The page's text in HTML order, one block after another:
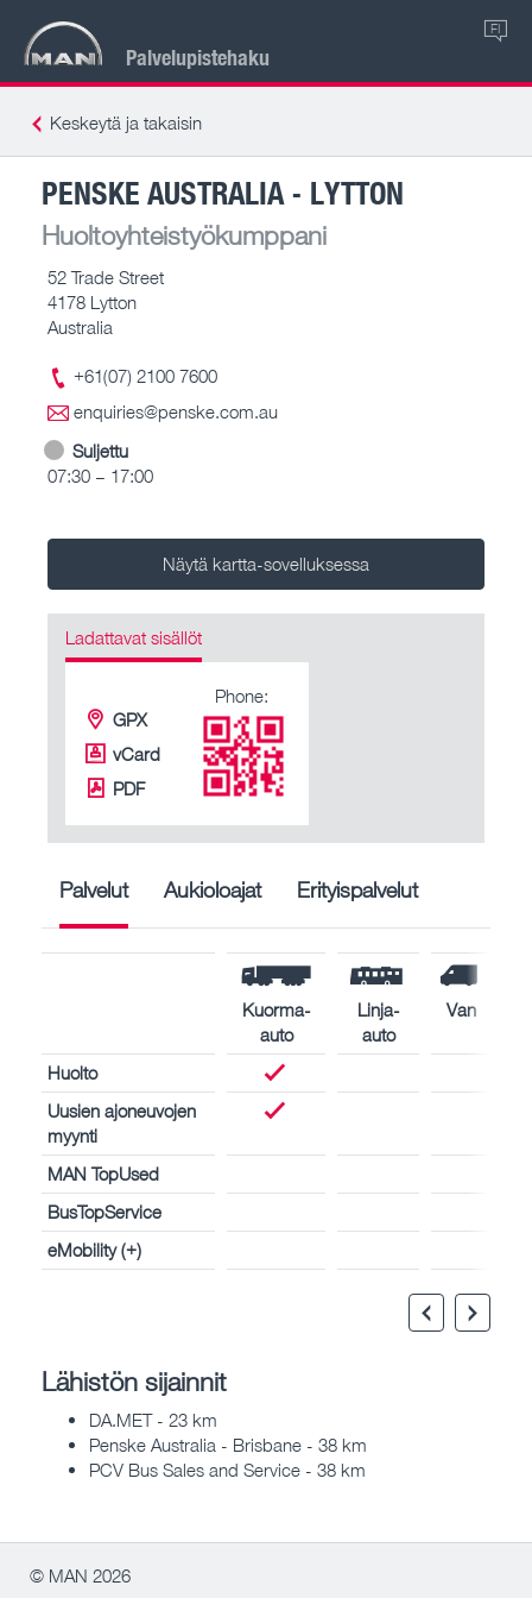
Palvelupistehaku
FI
Keskeytä ja takaisin
PENSKE AUSTRALIA - LYTTON
Huoltoyhteistyökumppani
52 Trade Street
4178 Lytton
Australia
+61(07) 2100 7600
enquiries@penske.com.au
Suljettu
07:30 – 17:00
Näytä kartta-sovelluksessa
Ladattavat sisällöt
GPX
vCard
PDF
Phone:
Palvelut Aukioloajat Erityispalvelut
Kuorma-
auto
Linja-
auto
Van
Huolto
Uusien ajoneuvojen
myynti
MAN TopUsed
BusTopService
eMobility (+)
Lähistön sijainnit
DA.MET - 23 km
Penske Australia - Brisbane - 38 km
PCV Bus Sales and Service - 38 km
© MAN 2026